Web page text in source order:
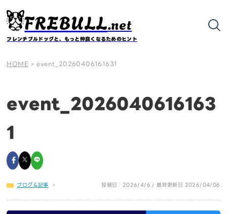
FREBULL.net
フレンチブルドッグと、もっと仲良くなるためのヒント
HOME > event_20260406161631
event_2026040616163
1
ブログ＆記事 > 投稿日：2026/4/6 / 最終更新日 2026/04/06